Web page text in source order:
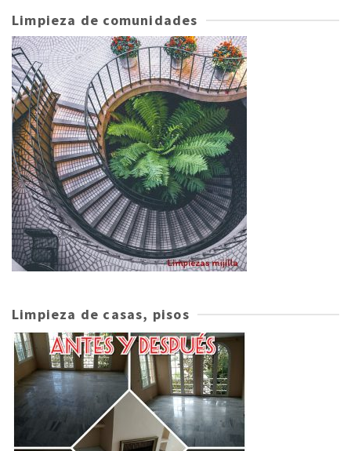
Limpieza de comunidades
Limpieza de casas, pisos